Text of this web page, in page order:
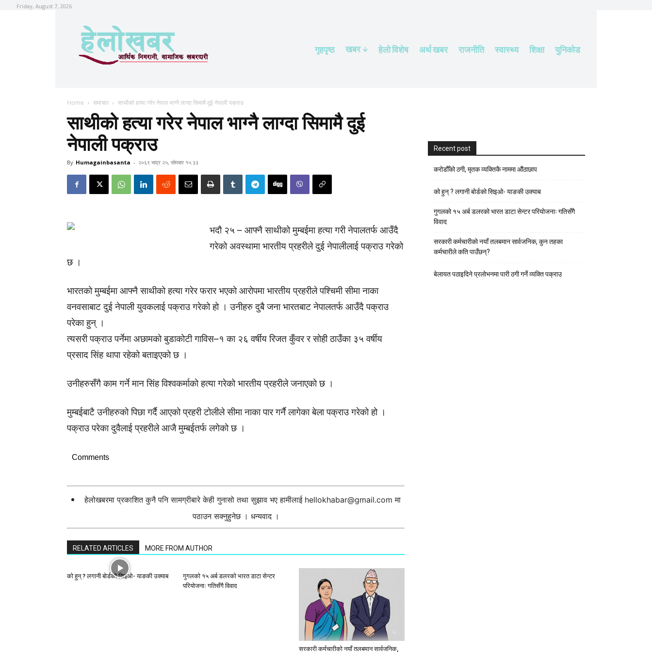
Friday, August 7, 2026
गृहपृष्ठ खबर हेलाे विशेष अर्थ खबर राजनीति स्वास्थ्य शिक्षा युनिकोड
Home समाचार साथीको हत्या गरेर नेपाल भाग्नै लाग्दा सिमामै दुई नेपाली पक्राउ
साथीको हत्या गरेर नेपाल भाग्नै लाग्दा सिमामै दुई
नेपाली पक्राउ
By Humagainbasanta - २०६९ भाद्र २५, सोमबार १५:३३
भदौ २५ – आफ्नै साथीको मुम्बईमा हत्या गरी नेपालतर्फ आउँदै
गरेको अवस्थामा भारतीय प्रहरीले दुई नेपालीलाई पक्राउ गरेको
छ ।
भारतको मुम्बईमा आफ्नै साथीको हत्या गरेर फरार भएको आरोपमा भारतीय प्रहरीले पश्चिमी सीमा नाका
वनवसाबाट दुई नेपाली युवकलाई पक्राउ गरेको हो । उनीहरु दुबै जना भारतबाट नेपालतर्फ आउँदै पक्राउ
परेका हुन् ।
त्यसरी पक्राउ पर्नेमा अछामको बुडाकोटी गाविस–१ का २६ वर्षीय रिजत कुँवर र सोही ठाउँका ३५ वर्षीय
प्रसाद सिंह थापा रहेको बताइएको छ ।
उनीहरुसँगै काम गर्ने मान सिंह विश्वकर्माको हत्या गरेको भारतीय प्रहरीले जनाएको छ ।
मुम्बईबाटै उनीहरुको पिछा गर्दै आएको प्रहरी टोलीले सीमा नाका पार गर्नै लागेका बेला पक्राउ गरेको हो ।
पक्राउ परेका दुवैलाई प्रहरीले आजै मुम्बईतर्फ लगेको छ ।
Comments
हेलोखबरमा प्रकाशित कुनै पनि सामग्रीबारे केही गुनासो तथा सुझाव भए हामीलाई hellokhabar@gmail.com मा
पठाउन सक्नुहुनेछ । धन्यवाद ।
RELATED ARTICLES MORE FROM AUTHOR
को हुन् ? लगानी बोर्डको सिइओ- याङकी उक्याब
गुगलको १५ अर्ब डलरको भारत डाटा सेन्टर
परियोजनाः गतिसँगै विवाद
सरकारी कर्मचारीकाे नयाँ तलबमान सार्वजनिक,
Recent post
करोडौँको ठगी, मृतक व्यक्तिकै नाममा औंठाछाप
को हुन् ? लगानी बोर्डको सिइओ- याङकी उक्याब
गुगलको १५ अर्ब डलरको भारत डाटा सेन्टर परियोजनाः गतिसँगै
विवाद
सरकारी कर्मचारीकाे नयाँ तलबमान सार्वजनिक, कुन तहका
कर्मचारीले कति पाउँछन्?
बेलायत पठाइदिने प्रलाेभनमा पारी ठगी गर्ने व्यक्ति पक्राउ